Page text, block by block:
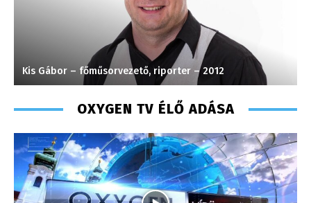
Kis Gábor – főműsorvezető, riporter – 2012
OXYGEN TV ÉLŐ ADÁSA